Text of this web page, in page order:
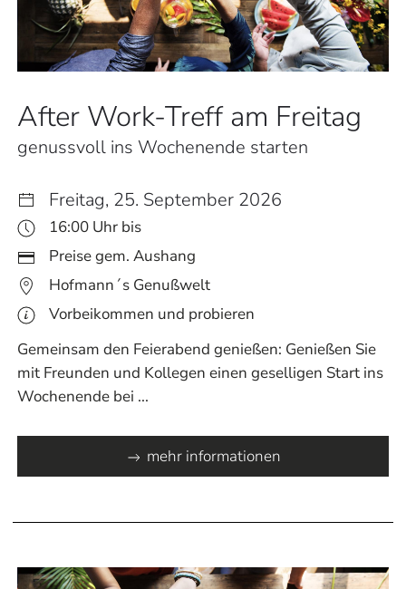
After Work-Treff am Freitag
genussvoll ins Wochenende starten
Freitag, 25. September 2026
16:00 Uhr bis
Preise gem. Aushang
Hofmann´s Genußwelt
Vorbeikommen und probieren
Gemeinsam den Feierabend genießen: Genießen Sie
mit Freunden und Kollegen einen geselligen Start ins
Wochenende bei ...
mehr informationen